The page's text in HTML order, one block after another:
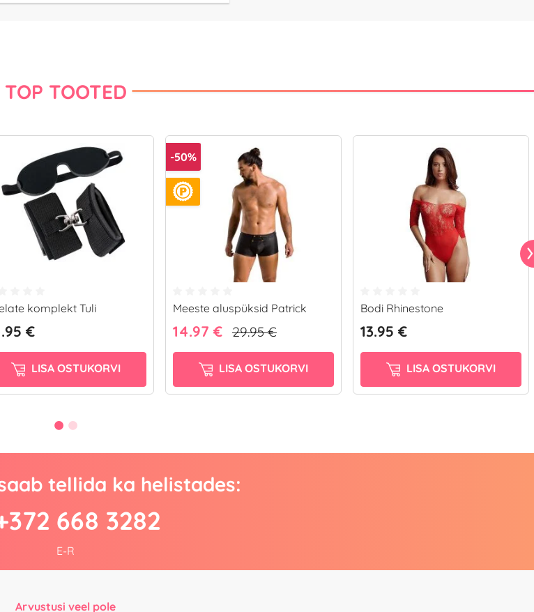
TOP TOOTED
komplekt Tuli
€
LISA OSTUKORVI
-50%
Meeste aluspüksid Patrick
14.97 € 29.95 €
LISA OSTUKORVI
Bodi Rhinestone
13.95 €
LISA OSTUKORVI
tellida ka helistades:
668 3282
E-R
Arvustusi veel pole